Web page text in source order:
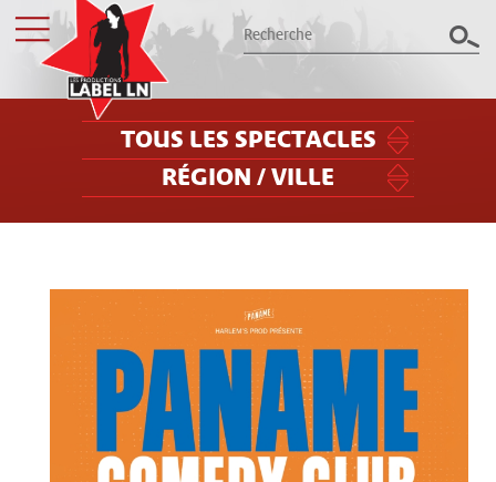
présentent le meilleur des spectacles
Billetterie
Groupes / CSE
Label LN
Archives
TOUS LES SPECTACLES
RÉGION / VILLE